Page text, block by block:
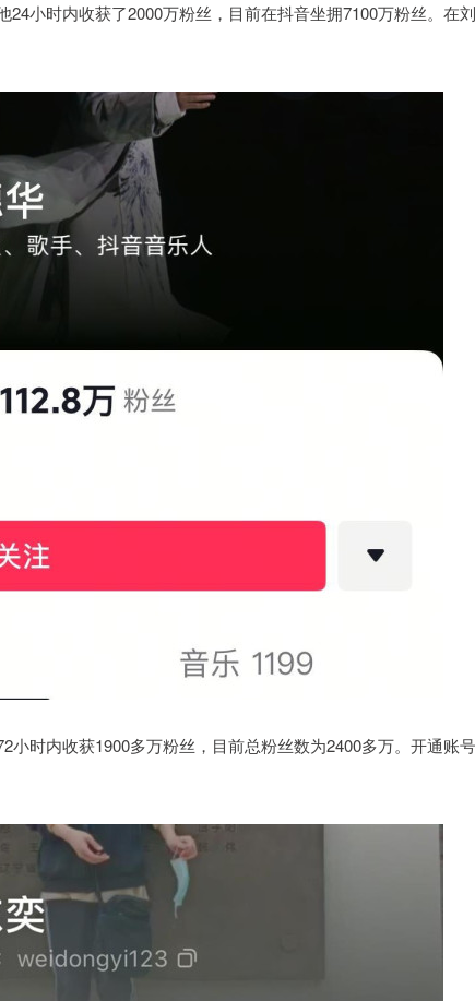
24小时内收获了2000万粉丝，目前在抖音坐拥7100万粉丝。在
小时内收获1900多万粉丝，目前总粉丝数为2400多万。开通账号